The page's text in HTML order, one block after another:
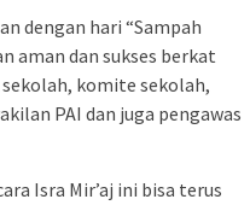
dengan hari “Sampah
aman dan sukses berkat
komite sekolah,
PAI dan juga pengawas
Isra Mir’aj ini bisa terus